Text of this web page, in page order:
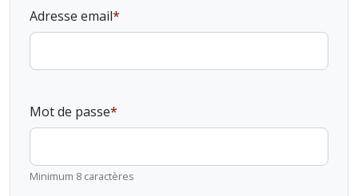
Adresse email
Mot de passe
Minimum 8 caractères